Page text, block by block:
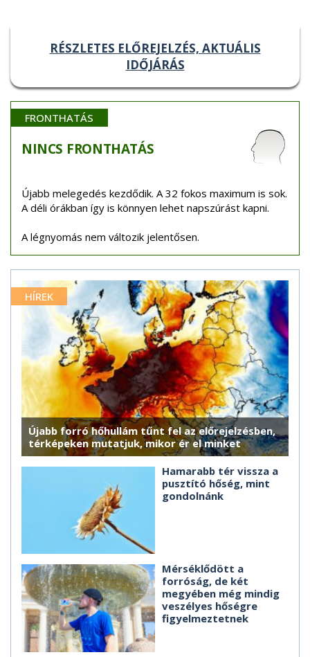
RÉSZLETES ELŐREJELZÉS, AKTUÁLIS
IDŐJÁRÁS
FRONTHATÁS
NINCS FRONTHATÁS
Újabb melegedés kezdődik. A 32 fokos maximum is sok.
A déli órákban így is könnyen lehet napszúrást kapni.
A légnyomás nem változik jelentősen.
HÍREK
Újabb forró hőhullám tűnt fel az előrejelzésben,
térképeken mutatjuk, mikor ér el minket
Hamarabb tér vissza a
pusztító hőség, mint
gondolnánk
Mérséklődött a
forróság, de két
megyében még mindig
veszélyes hőségre
figyelmeztetnek